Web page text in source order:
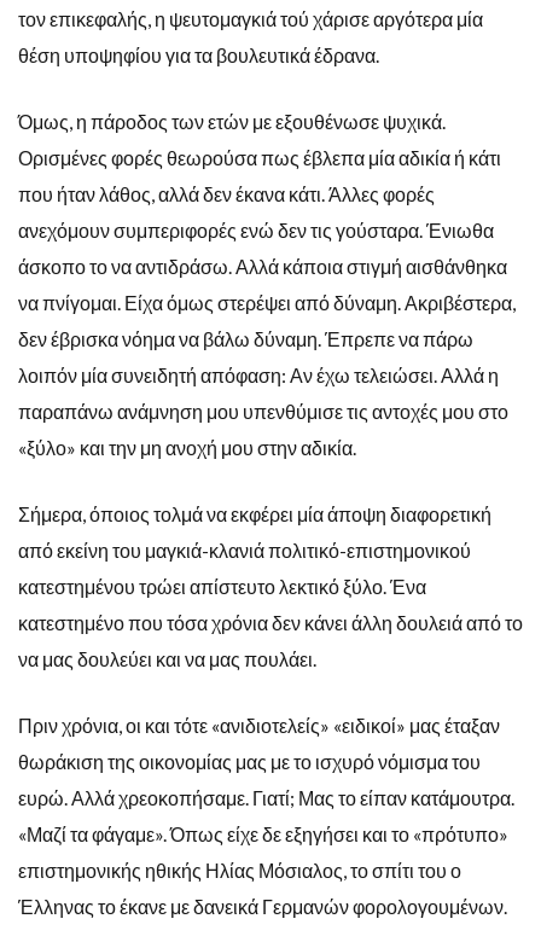
τον επικεφαλής, η ψευτομαγκιά τού χάρισε αργότερα μία
θέση υποψηφίου για τα βουλευτικά έδρανα.
Όμως, η πάροδος των ετών με εξουθένωσε ψυχικά.
Ορισμένες φορές θεωρούσα πως έβλεπα μία αδικία ή κάτι
που ήταν λάθος, αλλά δεν έκανα κάτι. Άλλες φορές
ανεχόμουν συμπεριφορές ενώ δεν τις γούσταρα. Ένιωθα
άσκοπο το να αντιδράσω. Αλλά κάποια στιγμή αισθάνθηκα
να πνίγομαι. Είχα όμως στερέψει από δύναμη. Ακριβέστερα,
δεν έβρισκα νόημα να βάλω δύναμη. Έπρεπε να πάρω
λοιπόν μία συνειδητή απόφαση: Αν έχω τελειώσει. Αλλά η
παραπάνω ανάμνηση μου υπενθύμισε τις αντοχές μου στο
«ξύλο» και την μη ανοχή μου στην αδικία.
Σήμερα, όποιος τολμά να εκφέρει μία άποψη διαφορετική
από εκείνη του μαγκιά-κλανιά πολιτικό-επιστημονικού
κατεστημένου τρώει απίστευτο λεκτικό ξύλο. Ένα
κατεστημένο που τόσα χρόνια δεν κάνει άλλη δουλειά από το
να μας δουλεύει και να μας πουλάει.
Πριν χρόνια, οι και τότε «ανιδιοτελείς» «ειδικοί» μας έταξαν
θωράκιση της οικονομίας μας με το ισχυρό νόμισμα του
ευρώ. Αλλά χρεοκοπήσαμε. Γιατί; Μας το είπαν κατάμουτρα.
«Μαζί τα φάγαμε». Όπως είχε δε εξηγήσει και το «πρότυπο»
επιστημονικής ηθικής Ηλίας Μόσιαλος, το σπίτι του ο
Έλληνας το έκανε με δανεικά Γερμανών φορολογουμένων.